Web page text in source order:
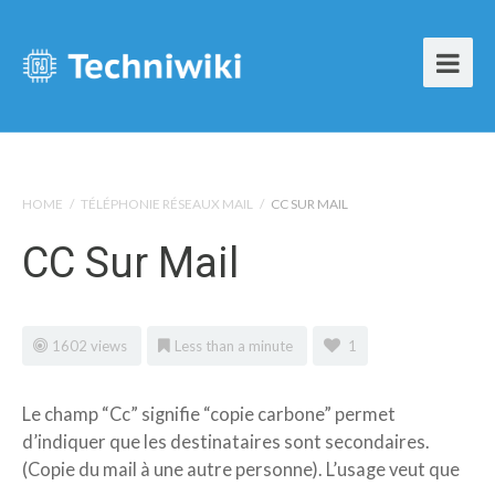
HOME / TÉLÉPHONIE RÉSEAUX MAIL / CC SUR MAIL
CC Sur Mail
1602 views Less than a minute 1
Le champ “Cc” signifie “copie carbone” permet
d’indiquer que les destinataires sont secondaires.
(Copie du mail à une autre personne). L’usage veut que